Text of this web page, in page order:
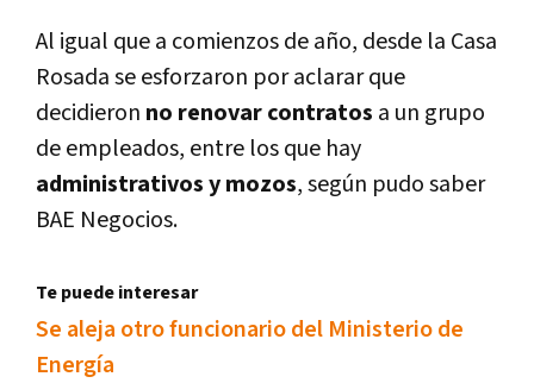
Al igual que a comienzos de año, desde la Casa
Rosada se esforzaron por aclarar que
decidieron no renovar contratos a un grupo
de empleados, entre los que hay
administrativos y mozos, según pudo saber
BAE Negocios.
Te puede interesar
Se aleja otro funcionario del Ministerio de
Energí­a